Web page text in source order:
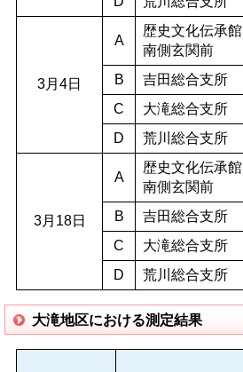
3月4日
A
歴史文化伝承館
南側玄関前
B 吉田総合支所
C
大滝総合支所
D
荒川総合支所
3月18日
A
歴史文化伝承館
南側玄関前
B 吉田総合支所
C
大滝総合支所
D
荒川総合支所
大滝地区における測定結果